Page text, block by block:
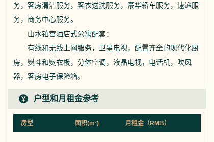
务，客房清洁服务，客衣送洗服务，豪华轿车服务，速递服
务，商务中心服务。
山水铂宫酒店式公寓配套：
有线和无线上网服务，卫星电视，配置齐全的现代化厨
房，熨斗和熨衣板，分体空调，液晶电视，电话机，吹风
器，客房电子保险箱。
户型和月租金参考
房型 面积(m²) 月租金（RMB）